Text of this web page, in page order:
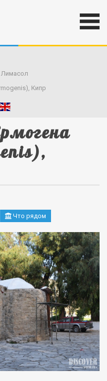
Лимасол
Кипр
Что рядом